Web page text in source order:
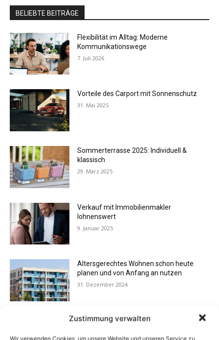
Zustimmung verwalten
Wir verwenden Cookies, um unsere Website und unseren Service zu
BELIEBTE BEITRÄGE
Flexibilität im Alltag: Moderne
Kommunikationswege
7. Juli 2026
Vorteile des Carport mit Sonnenschutz
31. Mai 2025
Sommerterrasse 2025: Individuell &
klassisch
29. März 2025
Verkauf mit Immobilienmakler
lohnenswert
9. Januar 2025
Altersgerechtes Wohnen schon heute
planen und von Anfang an nutzen
31. Dezember 2024
Minimalismus im Alltag